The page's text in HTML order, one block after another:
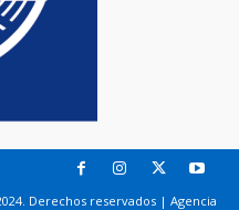
Derechos reservados | Agencia